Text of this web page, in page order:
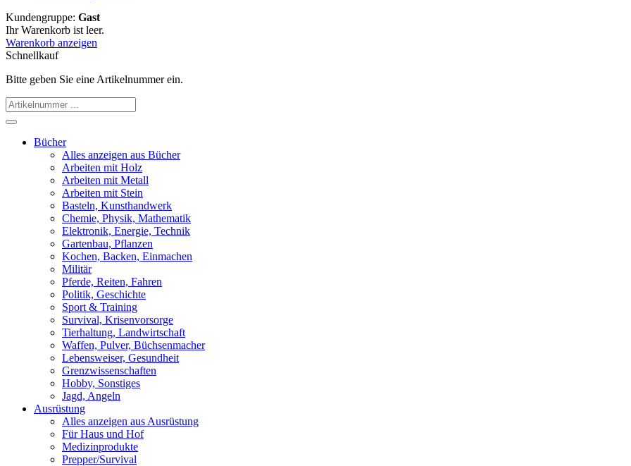
Kundengruppe: Gast
Ihr Warenkorb ist leer.
Warenkorb anzeigen
Schnellkauf
Bitte geben Sie eine Artikelnummer ein.
Bücher
Alles anzeigen aus Bücher
Arbeiten mit Holz
Arbeiten mit Metall
Arbeiten mit Stein
Basteln, Kunsthandwerk
Chemie, Physik, Mathematik
Elektronik, Energie, Technik
Gartenbau, Pflanzen
Kochen, Backen, Einmachen
Militär
Pferde, Reiten, Fahren
Politik, Geschichte
Sport & Training
Survival, Krisenvorsorge
Tierhaltung, Landwirtschaft
Waffen, Pulver, Büchsenmacher
Lebensweiser, Gesundheit
Grenzwissenschaften
Hobby, Sonstiges
Jagd, Angeln
Ausrüstung
Alles anzeigen aus Ausrüstung
Für Haus und Hof
Medizinprodukte
Prepper/Survival